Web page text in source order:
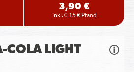
3,90 €
inkl. 0,15 € Pfand
COLA LIGHT